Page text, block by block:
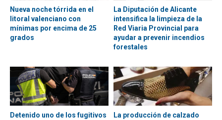
Nueva noche tórrida en el
litoral valenciano con
mínimas por encima de 25
grados
La Diputación de Alicante
intensifica la limpieza de la
Red Viaria Provincial para
ayudar a prevenir incendios
forestales
Detenido uno de los fugitivos
La producción de calzado